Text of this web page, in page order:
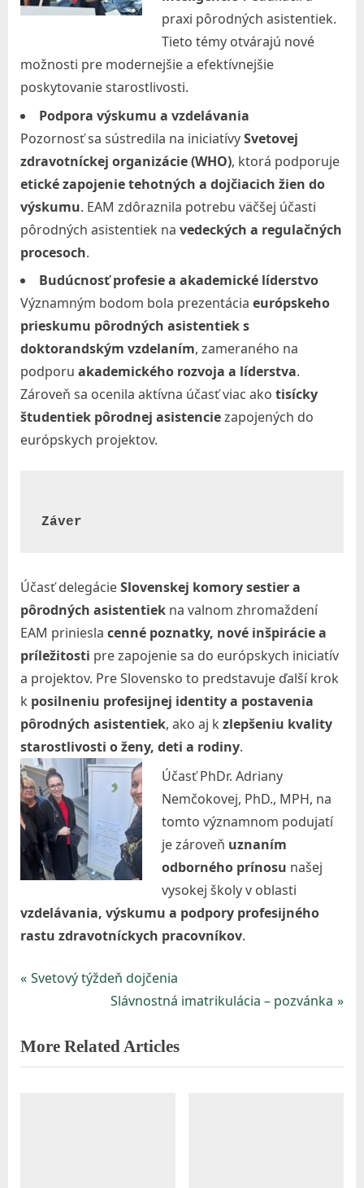
praxi pôrodných asistentiek.
Tieto témy otvárajú nové
možnosti pre modernejšie a efektívnejšie
poskytovanie starostlivosti.
Podpora výskumu a vzdelávania
Pozornosť sa sústredila na iniciatívySvetovej
zdravotníckej organizácie (WHO), ktorá podporuje
etické zapojenie tehotných a dojčiacich žien do
výskumu. EAM zdôraznila potrebu väčšej účasti
pôrodných asistentiek na vedeckých a regulačných
procesoch.
Budúcnosť profesie a akademické líderstvo
Významným bodom bola prezentácia európskeho
prieskumu pôrodných asistentiek s
doktorandským vzdelaním, zameraného na
podporu akademického rozvoja a líderstva.
Zároveň sa ocenila aktívna účasť viac ako tisícky
študentiek pôrodnej asistenciezapojených do
európskych projektov.
Záver
Účasť delegácieSlovenskej komory sestier a
pôrodných asistentiek na valnom zhromaždení
EAM priniesla cenné poznatky, nové inšpirácie a
príležitosti pre zapojenie sa do európskych iniciatív
a projektov. Pre Slovensko to predstavuje ďalší krok
k posilneniu profesijnej identity a postavenia
pôrodných asistentiek, ako aj k zlepšeniu kvality
starostlivosti o ženy, deti a rodiny.
Účasť PhDr. Adriany
Nemčokovej, PhD., MPH, na
tomto významnom podujatí
je zároveň uznaním
odborného prínosu našej
vysokej školy v oblasti
vzdelávania, výskumu a podpory profesijného
rastu zdravotníckych pracovníkov.
Navigácia
článku
P
v
i
Svetový týždeň dojčenia
N
x
t
Slávnostná imatrikulácia – pozvánka
More Related Articles